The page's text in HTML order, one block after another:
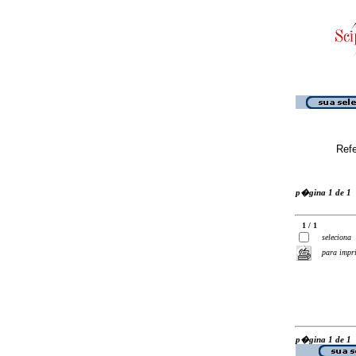
p�gina 1 de 1
1 / 1
seleciona
para
p�gina 1 de 1